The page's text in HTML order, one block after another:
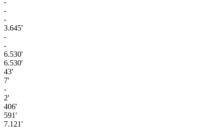
-
-
3.645'
-
-
6.530'
6.530'
43'
7'
-
2'
406'
591'
7.121'